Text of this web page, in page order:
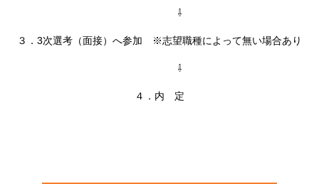
⇩
３．3次選考（面接）へ参加 ※志望職種によって無い場合あり
⇩
４．内 定